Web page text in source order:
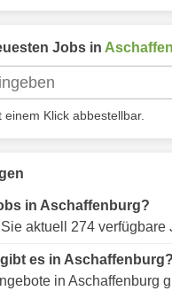
Jobs in
Klick abbestellbar.
in Aschaffenburg?
aktuell 274 verfügbare
es in Aschaffenburg?
in Aschaffenburg